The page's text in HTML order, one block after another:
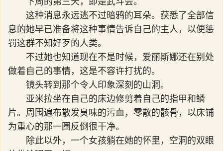
这种消息永远逃不过暗鸦的耳朵。获悉了全部信
息的她早已准备将这种事情告诉自己的主人，以便惩
罚这群不知好歹的人类。
不过她也知道现在不是时候，爱丽斯娜还在别处
做着自己的事情，这是不容许打扰的。
镜头转到那个令人印象深刻的山洞。
亚米拉坐在自己的床边修剪着自己的指甲和鳞
片。周围遍布散发臭味的污血，零散的骸骨，以床铺
为重心的那一圈反倒很干净。
除此以外，一个女孩躺在她的怀里，空洞的双眼